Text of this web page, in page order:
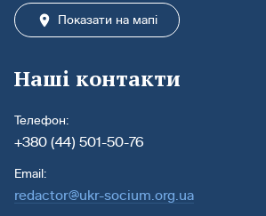
Показати на мапі
Наші контакти
Телефон:
+380 (44) 501-50-76
Email:
redactor@ukr-socium.org.ua